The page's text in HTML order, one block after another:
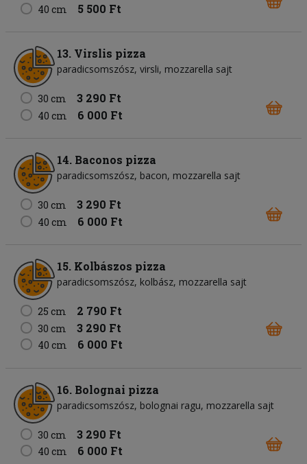
40 cm 5 500 Ft
13. Virslis pizza
paradicsomszósz virsli mozzarella sajt
30 cm 3 290 Ft
40 cm 6 000 Ft
14. Baconos pizza
paradicsomszósz bacon mozzarella sajt
30 cm 3 290 Ft
40 cm 6 000 Ft
15. Kolbászos pizza
paradicsomszósz kolbász mozzarella sajt
25 cm 2 790 Ft
30 cm 3 290 Ft
40 cm 6 000 Ft
16. Bolognai pizza
paradicsomszósz bolognai ragu mozzarella sajt
30 cm 3 290 Ft
40 cm 6 000 Ft